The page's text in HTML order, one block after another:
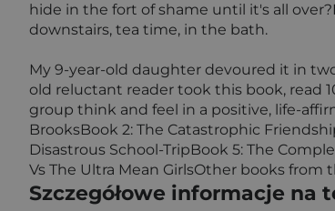
hide in the fort of shame until it's all
downstairs, tea time, in the bath.
My 9-year-old daughter devoured it in
old reluctant reader took this book, read
group think and feel in a positive, life-
BrooksBook 2: The Catastrophic
Disastrous School-TripBook 5: The
Vs The Ultra Mean GirlsOther books from
Szczegółowe informacje na